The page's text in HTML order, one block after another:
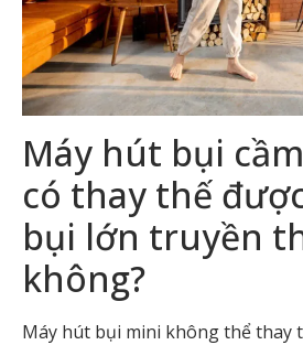
Máy hút bụi
có thay thế
bụi lớn truyền
không?
Máy hút bụi mini không thể thay